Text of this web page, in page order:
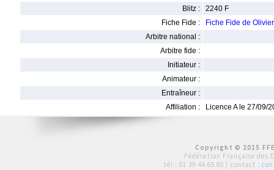
Blitz :
2240 F
Fiche Fide :
Fiche Fide de
Arbitre national :
Arbitre fide :
Initiateur :
Animateur :
Entraîneur :
Affiliation :
Licence A le 27/09/
Copyright © 2015
Fédération Française des
tél : 01 39 44 65 80 | contact :